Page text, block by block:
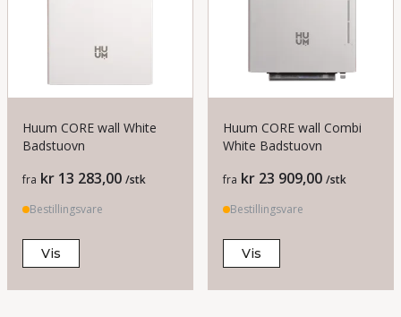
Huum CORE wall White
Badstuovn
Pris
fra kr 13 283,00 /stk
Bestillingsvare
Vis
Huum CORE wall Combi
White Badstuovn
Pris
fra kr 23 909,00 /stk
Bestillingsvare
Vis